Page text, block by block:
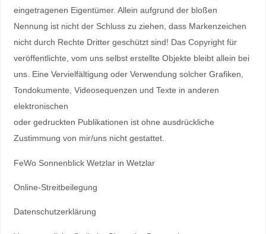
eingetragenen Eigentümer. Allein aufgrund der bloßen
Nennung ist nicht der Schluss zu ziehen, dass Markenzeichen
nicht durch Rechte Dritter geschützt sind! Das Copyright für
veröffentlichte, vom uns selbst erstellte Objekte bleibt allein bei
uns. Eine Vervielfältigung oder Verwendung solcher Grafiken,
Tondokumente, Videosequenzen und Texte in anderen
elektronischen
oder gedruckten Publikationen ist ohne ausdrückliche
Zustimmung von mir/uns nicht gestattet.
FeWo Sonnenblick Wetzlar in Wetzlar
Online-Streitbeilegung
Datenschutzerklärung